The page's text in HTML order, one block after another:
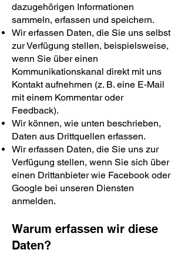
dazugehörigen Informationen
sammeln, erfassen und speichern.
Wir erfassen Daten, die Sie uns selbst
zur Verfügung stellen, beispielsweise,
wenn Sie über einen
Kommunikationskanal direkt mit uns
Kontakt aufnehmen (z. B. eine E-Mail
mit einem Kommentar oder
Feedback).
Wir können, wie unten beschrieben,
Daten aus Drittquellen erfassen.
Wir erfassen Daten, die Sie uns zur
Verfügung stellen, wenn Sie sich über
einen Drittanbieter wie Facebook oder
Google bei unseren Diensten
anmelden.​
Warum erfassen wir diese
Daten?